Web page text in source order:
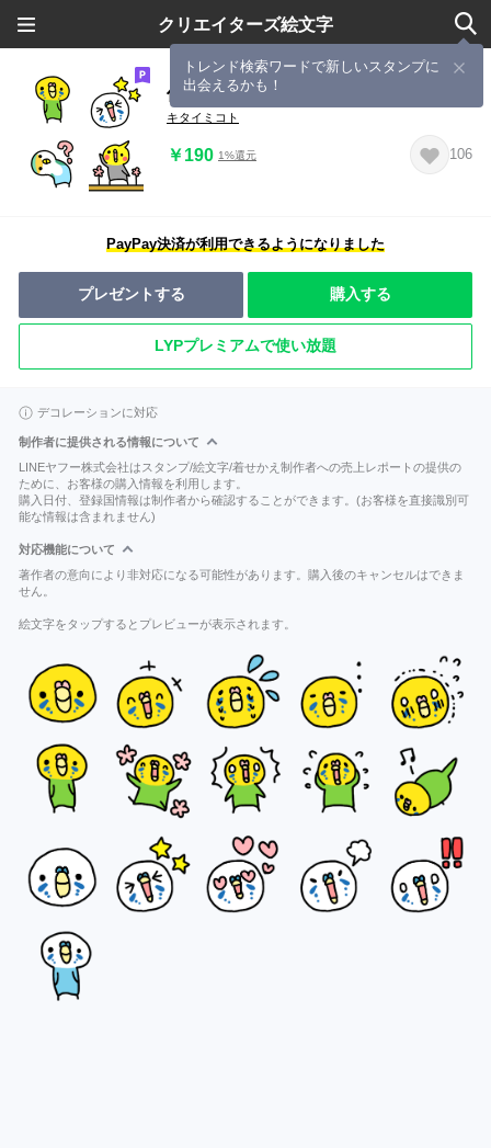
クリエイターズ絵文字
トレンド検索ワードで新しいスタンプに
出会えるかも！
仲良しインコ達の絵文字
キタイミコト
￥190 1%還元 106
PayPay決済が利用できるようになりました
プレゼントする 購入する
LYPプレミアムで使い放題
デコレーションに対応
制作者に提供される情報について
LINEヤフー株式会社はスタンプ/絵文字/着せかえ制作者への売上レポートの提供の
ために、お客様の購入情報を利用します。
購入日付、登録国情報は制作者から確認することができます。(お客様を直接識別可
能な情報は含まれません)
対応機能について
著作者の意向により非対応になる可能性があります。購入後のキャンセルはできま
せん。
絵文字をタップするとプレビューが表示されます。